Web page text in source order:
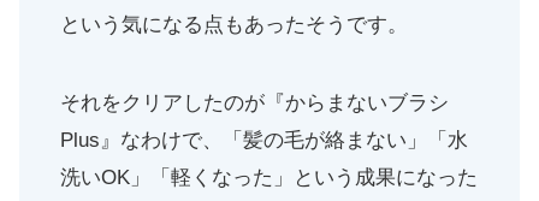
という気になる点もあったそうです。
それをクリアしたのが『からまないブラシ
Plus』なわけで、「髪の毛が絡まない」「水
洗いOK」「軽くなった」という成果になった